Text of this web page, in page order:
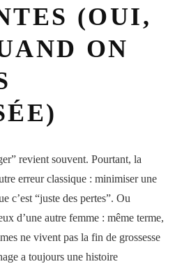
(OUI,
ON
revient souvent. Pourtant, la
erreur classique : minimiser une
c’est “juste des pertes”. Ou
d’une autre femme : même terme,
ne vivent pas la fin de grossesse
a toujours une histoire